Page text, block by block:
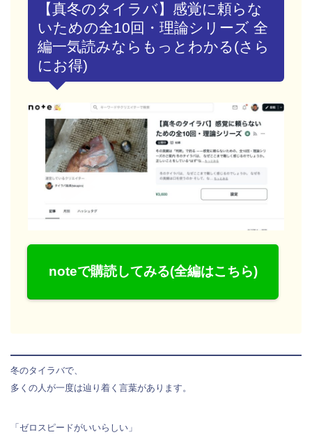
【真冬のタイラバ】感覚に頼らな
いための全10回・理論シリーズ 全
編一気読みならもっとわかる(さら
にお得)
noteで購読してみる(全編はこちら)
冬のタイラバで、
多くの人が一度は辿り着く言葉があります。
「ゼロスピードがいいらしい」